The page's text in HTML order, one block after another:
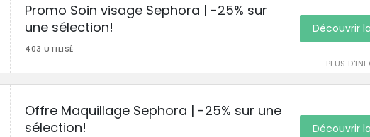
Promo Soin visage Sephora | -25% sur
une sélection!
403 UTILISÉ
PLUS
Découvrir
Offre Maquillage Sephora | -25% sur une
sélection!
Découvrir